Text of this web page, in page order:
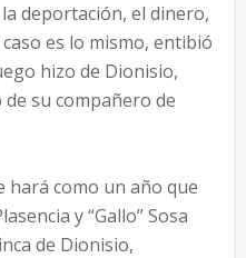
deportación, el dinero,
es lo mismo, entibió
hizo de Dionisio,
su compañero de
hará como un año que
y “Gallo” Sosa
de Dionisio,